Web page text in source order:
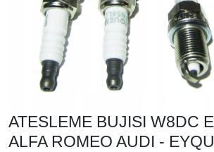
ATESLEME BUJISI W8DC
ALFA ROMEO AUDI -